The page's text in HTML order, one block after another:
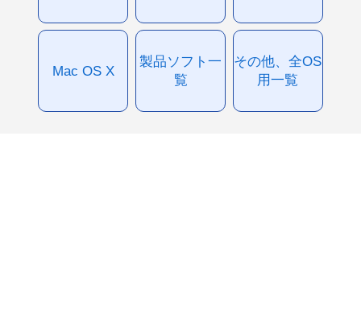
Mac OS X
製品ソフト一
覧
その他、全OS
用一覧